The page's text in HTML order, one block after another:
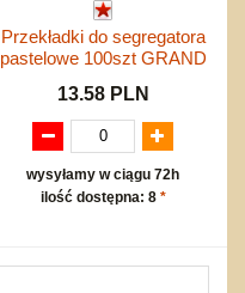
Przekładki do segregatora
pastelowe 100szt GRAND
13.58 PLN
wysyłamy w ciągu 72h
ilość dostępna: 8 *